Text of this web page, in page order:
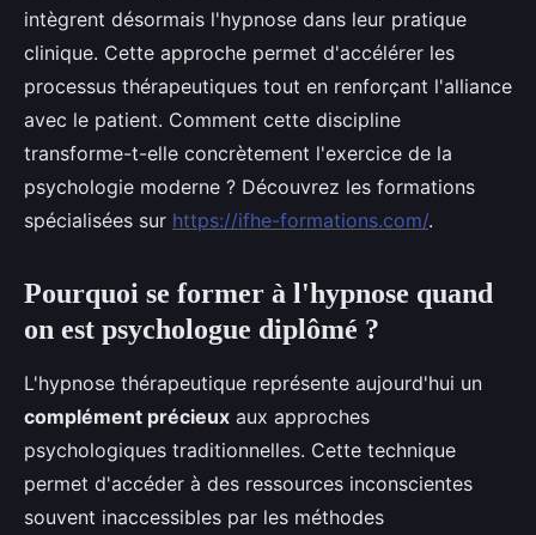
intègrent désormais l'hypnose dans leur pratique
clinique. Cette approche permet d'accélérer les
processus thérapeutiques tout en renforçant l'alliance
avec le patient. Comment cette discipline
transforme-t-elle concrètement l'exercice de la
psychologie moderne ? Découvrez les formations
spécialisées sur https://ifhe-formations.com/.
Pourquoi se former à l'hypnose quand
on est psychologue diplômé ?
L'hypnose thérapeutique représente aujourd'hui un
complément précieux aux approches
psychologiques traditionnelles. Cette technique
permet d'accéder à des ressources inconscientes
souvent inaccessibles par les méthodes